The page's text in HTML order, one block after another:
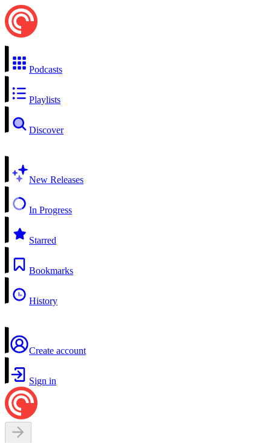
Podcasts
Playlists
Discover
New Releases
In Progress
Starred
Bookmarks
History
Create account
Sign in